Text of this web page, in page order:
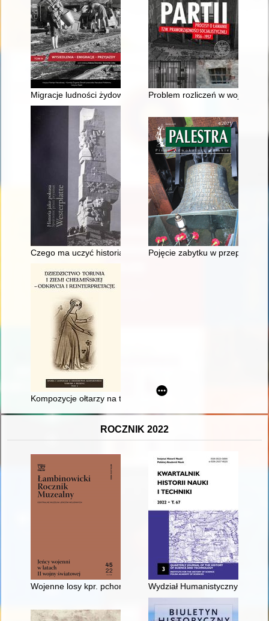
Migracje ludności żydowskiej w województwie śląskim/
Problem rozliczeń w
Czego ma uczyć historia? : edukacja szkolna jako element
Pojęcie zabytku w przepisach
Kompozycje ołtarzy na terenie ziemi chełmińskiej od XVI do
ROCZNIK 2022
Wojenne losy kpr. pchor. Karola Toczka : na podstawie
Wydział Humanistyczny